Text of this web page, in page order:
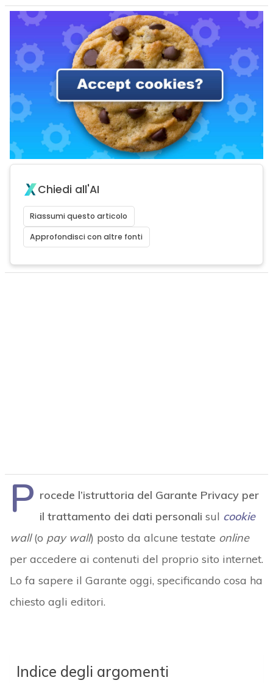
Chiedi all'AI
Riassumi questo articolo
Approfondisci con altre fonti
P rocede l’istruttoria del Garante Privacy per
il trattamento dei dati personali sul cookie
wall(o pay wall) posto da alcune testate online
per accedere ai contenuti del proprio sito internet.
Lo fa sapere il Garante oggi, specificando cosa ha
chiesto agli editori.
Indice degli argomenti